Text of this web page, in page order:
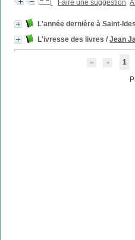
Faire une suggestion
L'année dernière à Saint-
L'ivresse des livres /Jean
1